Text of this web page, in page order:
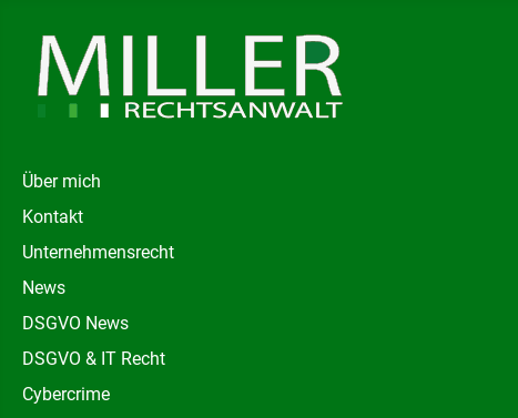
Über mich
Kontakt
Unternehmensrecht
News
DSGVO News
DSGVO & IT Recht
Cybercrime